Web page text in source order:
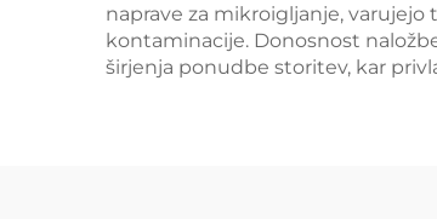
naprave za mikroigljanje,
kontaminacije. Donosnost
širjenja ponudbe storitev, kar